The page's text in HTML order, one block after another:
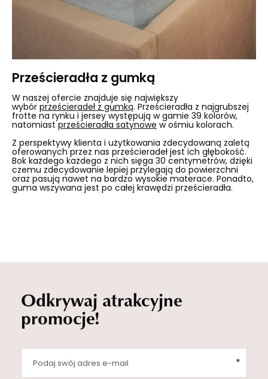
Prześcieradła z gumką
W naszej ofercie znajduje się największy
wybór prześcieradeł z gumką. Prześcieradła z najgrubszej
frotte na rynku i jersey występują w gamie 39 kolorów,
natomiast prześcieradła satynowe w ośmiu kolorach.
Z perspektywy klienta i użytkowania zdecydowaną zaletą
oferowanych przez nas prześcieradeł jest ich głębokość.
Bok każdego każdego z nich sięga 30 centymetrów, dzięki
czemu zdecydowanie lepiej przylegają do powierzchni
oraz pasują nawet na bardzo wysokie materace. Ponadto,
guma wszywana jest po całej krawędzi prześcieradła.
Odkrywaj atrakcyjne
promocje!
Podaj swój adres e-mail